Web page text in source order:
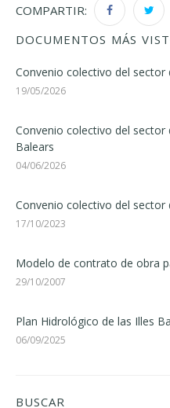
COMPARTIR:
DOCUMENTOS MÁS
Convenio colectivo del sector
19/05/2026
Convenio colectivo del sector
Balears
04/06/2026
Convenio colectivo del sector
17/10/2023
Modelo de contrato de obra
29/10/2007
Plan Hidrológico de las Illes
06/09/2025
BUSCAR